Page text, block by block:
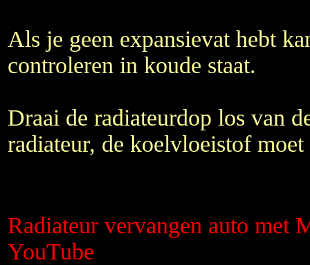
Als je geen expansievat hebt
controleren in koude staat.
Draai de radiateurdop los van
radiateur, de koelvloeistof moet
Radiateur vervangen auto met
YouTube